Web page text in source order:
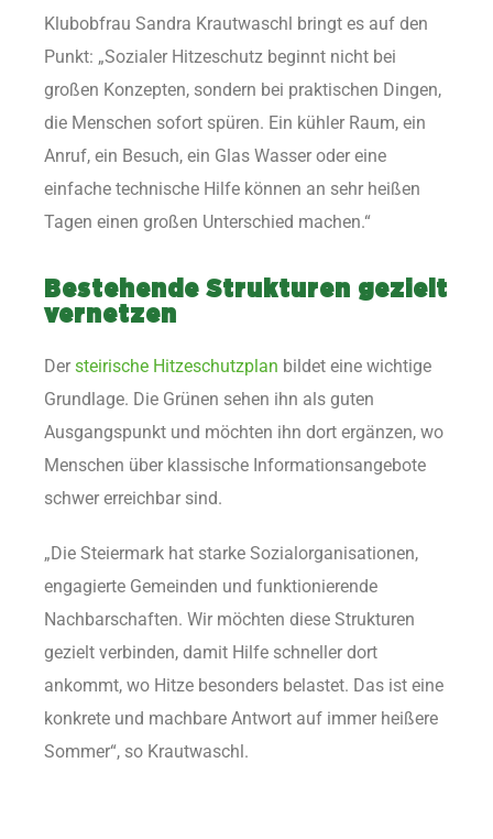
Klubobfrau Sandra Krautwaschl bringt es auf den
Punkt: „Sozialer Hitzeschutz beginnt nicht bei
großen Konzepten, sondern bei praktischen Dingen,
die Menschen sofort spüren. Ein kühler Raum, ein
Anruf, ein Besuch, ein Glas Wasser oder eine
einfache technische Hilfe können an sehr heißen
Tagen einen großen Unterschied machen.“
Bestehende Strukturen gezielt
vernetzen
Der steirische Hitzeschutzplan bildet eine wichtige
Grundlage. Die Grünen sehen ihn als guten
Ausgangspunkt und möchten ihn dort ergänzen, wo
Menschen über klassische Informationsangebote
schwer erreichbar sind.
„Die Steiermark hat starke Sozialorganisationen,
engagierte Gemeinden und funktionierende
Nachbarschaften. Wir möchten diese Strukturen
gezielt verbinden, damit Hilfe schneller dort
ankommt, wo Hitze besonders belastet. Das ist eine
konkrete und machbare Antwort auf immer heißere
Sommer“, so Krautwaschl.